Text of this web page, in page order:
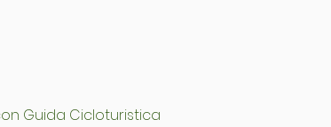
Guida Cicloturistica